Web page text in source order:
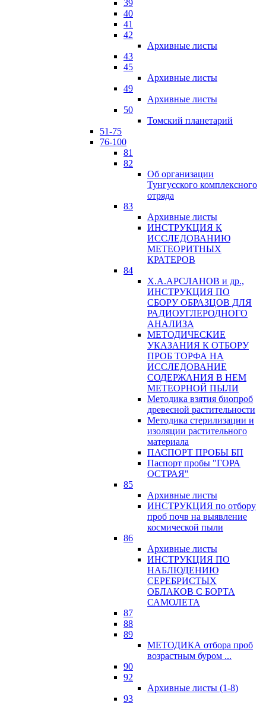
39
40
41
42
Архивные листы
43
45
Архивные листы
49
Архивные листы
50
Томский планетарий
51-75
76-100
81
82
Об организации
Тунгусского комплексного
отряда
83
Архивные листы
ИНСТРУКЦИЯ К
ИССЛЕДОВАНИЮ
МЕТЕОРИТНЫХ
КРАТЕРОВ
84
Х.А.АРСЛАНОВ и др.,
ИНСТРУКЦИЯ ПО
СБОРУ ОБРАЗЦОВ ДЛЯ
РАДИОУГЛЕРОДНОГО
АНАЛИЗА
МЕТОДИЧЕСКИЕ
УКАЗАНИЯ К ОТБОРУ
ПРОБ ТОРФА НА
ИССЛЕДОВАНИЕ
СОДЕРЖАНИЯ В НЕМ
МЕТЕОРНОЙ ПЫЛИ
Методика взятия биопроб
древесной растительности
Методика стерилизации и
изоляции растительного
материала
ПАСПОРТ ПРОБЫ БП
Паспорт пробы "ГОРА
ОСТРАЯ"
85
Архивные листы
ИНСТРУКЦИЯ по отбору
проб почв на выявление
космической пыли
86
Архивные листы
ИНСТРУКЦИЯ ПО
НАБЛЮДЕНИЮ
СЕРЕБРИСТЫХ
ОБЛАКОВ С БОРТА
САМОЛЕТА
87
88
89
МЕТОДИКА отбора проб
возрастным буром ...
90
92
Архивные листы (1-8)
93